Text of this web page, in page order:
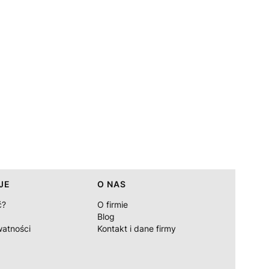
O NAS
O firmie
Blog
Kontakt i dane firmy